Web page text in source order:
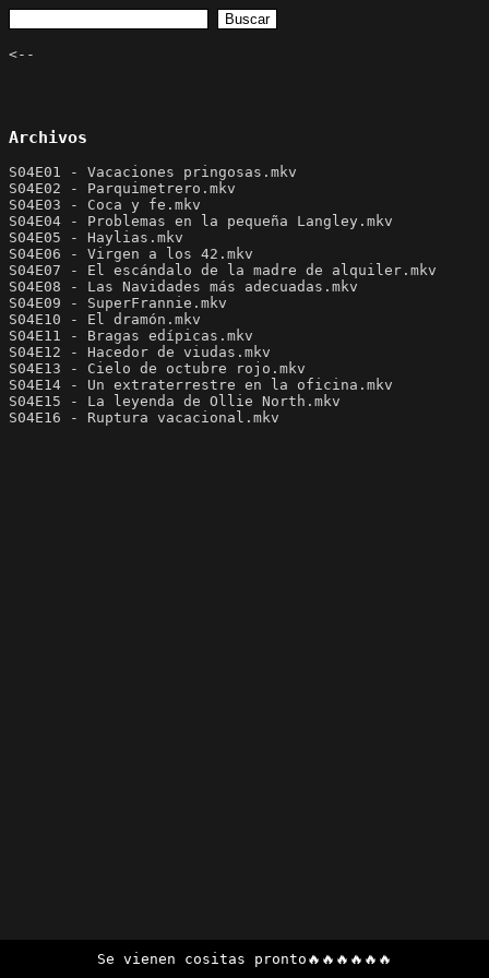
<--
Archivos
S04E01 - Vacaciones pringosas.mkv
S04E02 - Parquimetrero.mkv
S04E03 - Coca y fe.mkv
S04E04 - Problemas en la pequeña Langley.mkv
S04E05 - Haylias.mkv
S04E06 - Virgen a los 42.mkv
S04E07 - El escándalo de la madre de alquiler.mkv
S04E08 - Las Navidades más adecuadas.mkv
S04E09 - SuperFrannie.mkv
S04E10 - El dramón.mkv
S04E11 - Bragas edípicas.mkv
S04E12 - Hacedor de viudas.mkv
S04E13 - Cielo de octubre rojo.mkv
S04E14 - Un extraterrestre en la oficina.mkv
S04E15 - La leyenda de Ollie North.mkv
S04E16 - Ruptura vacacional.mkv
Se vienen cositas pronto🔥🔥🔥🔥🔥🔥